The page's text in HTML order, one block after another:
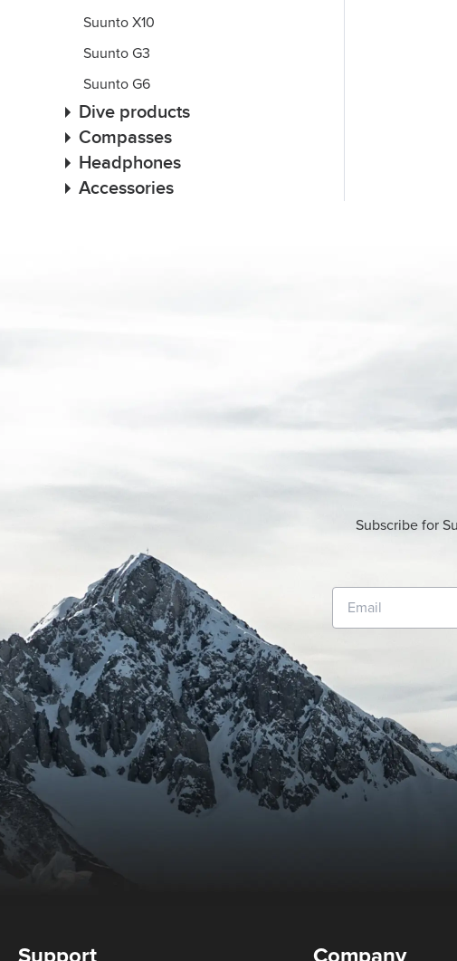
Suunto X10
Suunto G3
Suunto G6
Dive products
Compasses
Headphones
Accessories
Subscribe for
Support Company